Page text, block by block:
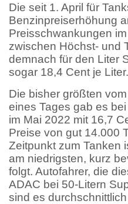
Die seit 1. April für
Benzinpreiserhöhung
Preisschwankungen
zwischen Höchst- und
demnach für den Liter
sogar 18,4 Cent je
Die bisher größten
eines Tages gab es
im Mai 2022 mit 16,7
Preise von gut 14.000
Zeitpunkt zum Tanken
am niedrigsten, kurz
folgt. Autofahrer, die
ADAC bei 50-Litern
sind es